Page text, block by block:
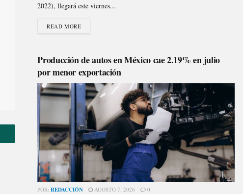
2022), llegará este viernes...
READ MORE
Producción de autos en México cae 2.19% en julio
por menor exportación
POR: REDACCIÓN AGOSTO 7, 2026 0